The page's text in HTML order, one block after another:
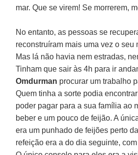
mar. Que se virem! Se morrerem,
No entanto, as pessoas se
reconstruíram mais uma vez o seu
Mas lá não havia nem estradas,
Tinham que sair às 4h para ir
Omdurman procurar um trabalho
Quem tinha a sorte podia
poder pagar para a sua família ao
beber e um pouco de feijão. A
era um punhado de feijões perto
refeição era a do dia seguinte,